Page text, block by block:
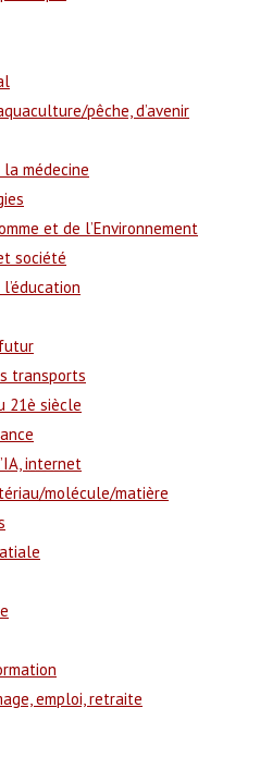
pêche, d’avenir
la médecine
et de l’Environnement
société
transports
21è siècle
internet
molécule/matière
emploi, retraite